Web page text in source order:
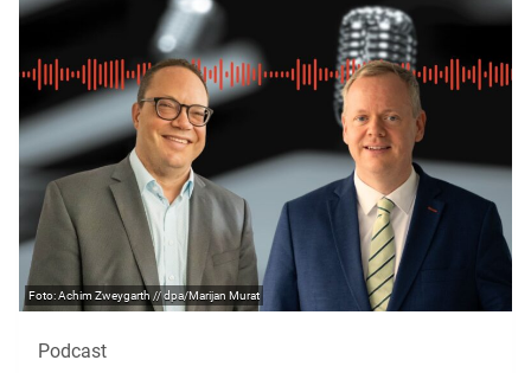
Achim Zweygarth // dpa/Marijan Murat
Podcast